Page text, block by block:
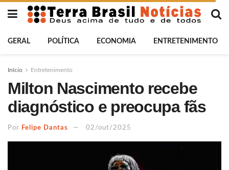
GERAL POLÍTICA ECONOMIA ENTRETENIMENTO
Início Entretenimento
Milton Nascimento recebe
diagnóstico e preocupa fãs
Por Felipe Dantas 02/out/2025